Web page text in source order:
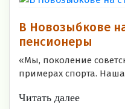
В Новозыбкове
пенсионеры
«Мы, поколение
примерах спорта.
Читать далее